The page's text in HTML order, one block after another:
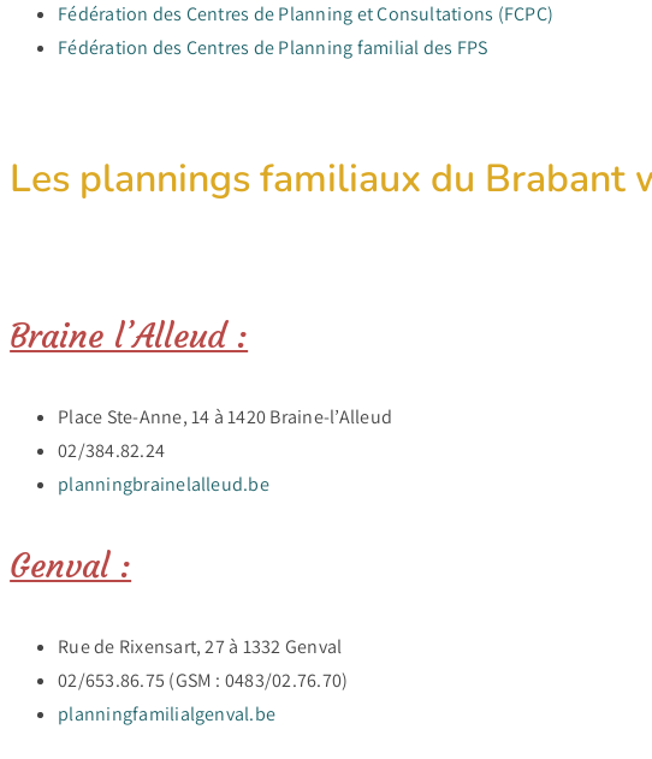
Fédération des Centres de Planning et Consultations (FCPC)
Fédération des Centres de Planning familial des FPS
Les plannings familiaux du Brabant
Braine l’Alleud :
Place Ste-Anne, 14 à 1420 Braine-l’Alleud
02/384.82.24
planningbrainelalleud.be
Genval :
Rue de Rixensart, 27 à 1332 Genval
02/653.86.75 (GSM : 0483/02.76.70)
planningfamilialgenval.be